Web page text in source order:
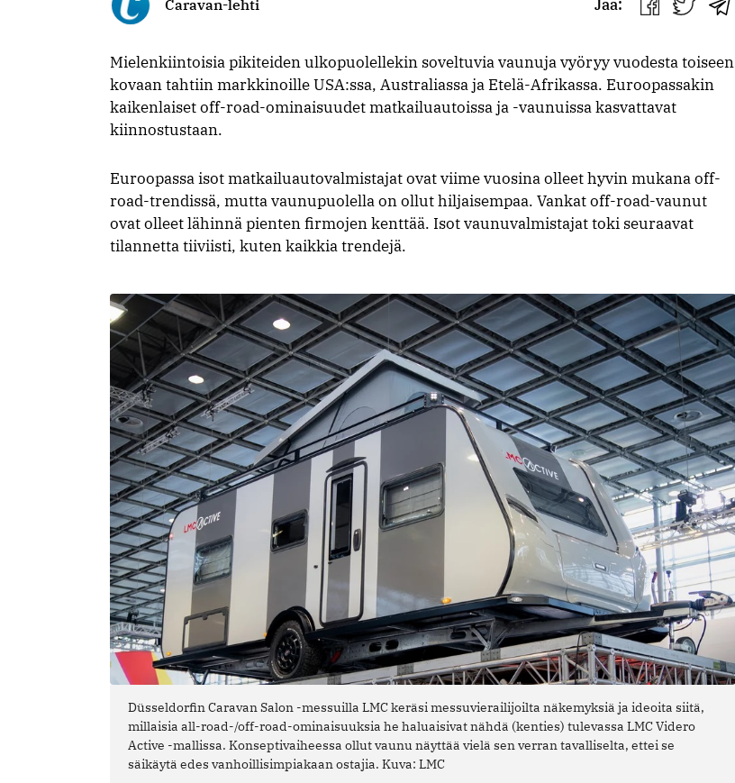
Caravan-lehti Jaa:
Jaa
Jaa
Jaa
Mielenkiintoisia pikiteiden ulkopuolellekin soveltuvia vaunuja vyöryy vuodesta toiseen
kovaan tahtiin markkinoille USA:ssa, Australiassa ja Etelä-Afrikassa. Euroopassakin
kaikenlaiset off-road-ominaisuudet matkailuautoissa ja -vaunuissa kasvattavat
kiinnostustaan.
Euroopassa isot matkailuautovalmistajat ovat viime vuosina olleet hyvin mukana off-
road-trendissä, mutta vaunupuolella on ollut hiljaisempaa. Vankat off-road-vaunut
ovat olleet lähinnä pienten firmojen kenttää. Isot vaunuvalmistajat toki seuraavat
tilannetta tiiviisti, kuten kaikkia trendejä.
Düsseldorfin Caravan Salon -messuilla LMC keräsi messuvierailijoilta näkemyksiä ja ideoita siitä,
millaisia all-road-/off-road-ominaisuuksia he haluaisivat nähdä (kenties) tulevassa LMC Videro
Active -mallissa. Konseptivaiheessa ollut vaunu näyttää vielä sen verran tavalliselta, ettei se
säikäytä edes vanhoillisimpiakaan ostajia. Kuva: LMC